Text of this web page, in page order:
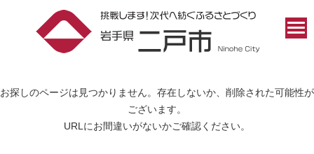
お探しのページは見つかりません。存在しないか、削除された可能性が
ございます。
URLにお間違いがないかご確認ください。